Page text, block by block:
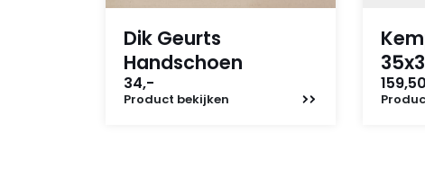
Dik Geurts
Handschoen
34,-
Product bekijken
159,50